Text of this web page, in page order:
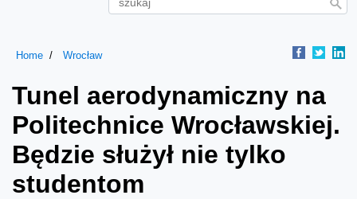
Home Wrocław
Tunel aerodynamiczny na
Politechnice Wrocławskiej.
Będzie służył nie tylko
studentom